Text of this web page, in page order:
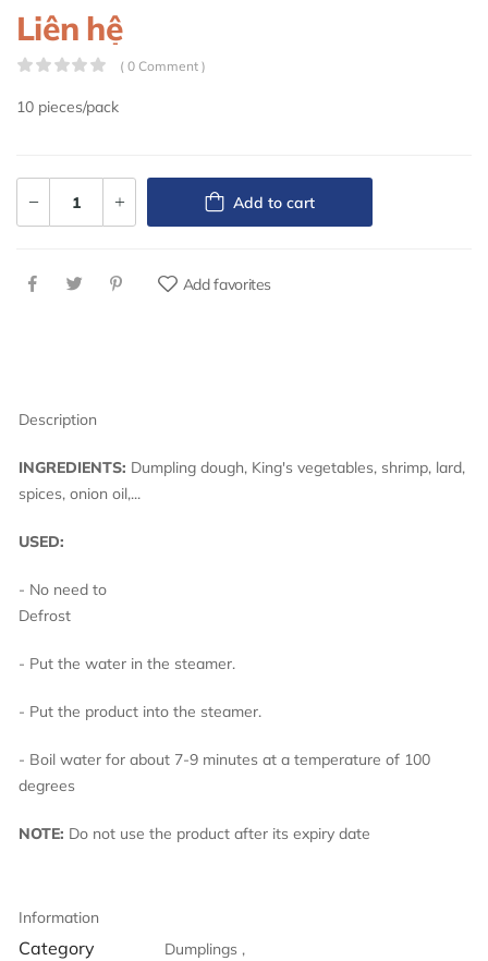
Liên hệ
( 0 Comment )
10 pieces/pack
Add to cart
Add favorites
Description
INGREDIENTS: Dumpling dough, King's vegetables, shrimp, lard,
spices, onion oil,...
USED:
- No need to
- Put the water in the steamer.
- Put the product into the steamer.
- Boil water for about 7-9 minutes at a temperature of 100
degrees
NOTE: Do not use the product after its expiry date
Information
Category Dumplings ,